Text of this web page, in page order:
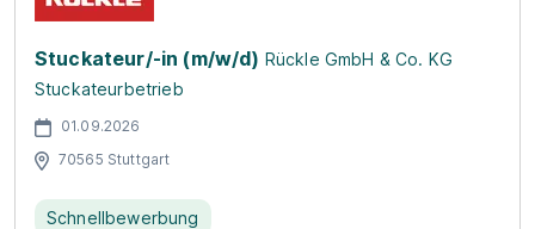
Stuckateur/-in (m/w/d) Rückle GmbH & Co. KG
Stuckateurbetrieb
01.09.2026
70565 Stuttgart
Schnellbewerbung